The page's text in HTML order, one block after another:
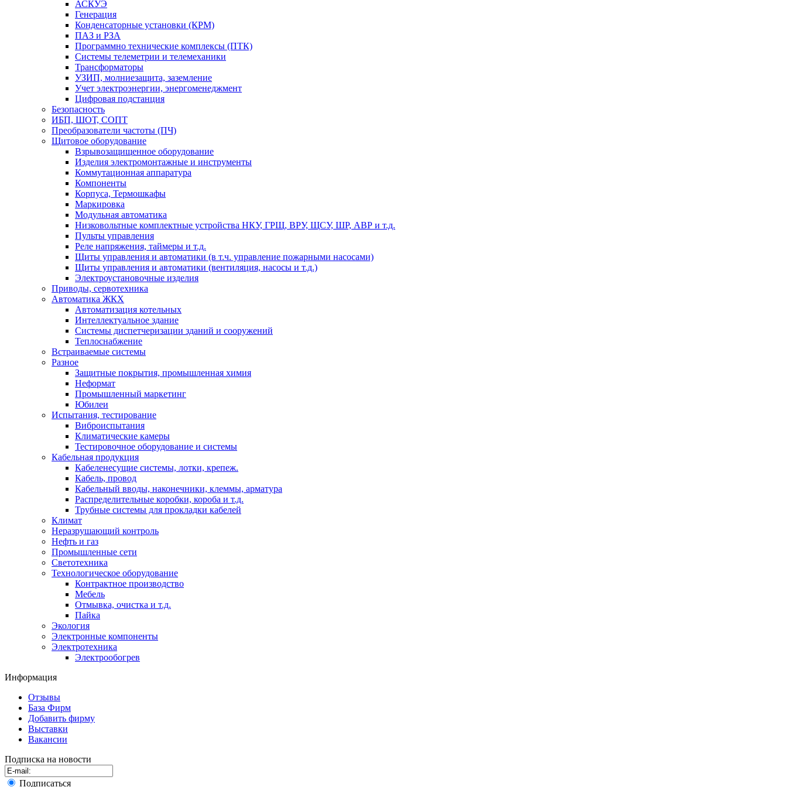
АСКУЭ
Генерация
Конденсаторные установки (КРМ)
ПАЗ и РЗА
Программно технические комплексы (ПТК)
Системы телеметрии и телемеханики
Трансформаторы
УЗИП, молниезащита, заземление
Учет электроэнергии, энергоменеджмент
Цифровая подстанция
Безопасность
ИБП, ШОТ, СОПТ
Преобразователи частоты (ПЧ)
Щитовое оборудование
Взрывозащищенное оборудование
Изделия электромонтажные и инструменты
Коммутационная аппаратура
Компоненты
Корпуса, Термошкафы
Маркировка
Модульная автоматика
Низковольтные комплектные устройства НКУ, ГРЩ, ВРУ, ЩСУ, ШР, АВР и т.д.
Пульты управления
Реле напряжения, таймеры и т.д.
Щиты управления и автоматики (в т.ч. управление пожарными насосами)
Щиты управления и автоматики (вентиляция, насосы и т.д.)
Электроустановочные изделия
Приводы, сервотехника
Автоматика ЖКХ
Автоматизация котельных
Интеллектуальное здание
Системы диспетчеризации зданий и сооружений
Теплоснабжение
Встраиваемые системы
Разное
Защитные покрытия, промышленная химия
Неформат
Промышленный маркетинг
Юбилеи
Испытания, тестирование
Виброиспытания
Климатические камеры
Тестировочное оборудование и системы
Кабельная продукция
Кабеленесущие системы, лотки, крепеж.
Кабель, провод
Кабельный вводы, наконечники, клеммы, арматура
Распределительные коробки, короба и т.д.
Трубные системы для прокладки кабелей
Климат
Неразрушающий контроль
Нефть и газ
Промышленные сети
Светотехника
Технологическое оборудование
Контрактное производство
Мебель
Отмывка, очистка и т.д.
Пайка
Экология
Электронные компоненты
Электротехника
Электрообогрев
Информация
Отзывы
База Фирм
Добавить фирму
Выставки
Вакансии
Подписка на новости
Подписаться